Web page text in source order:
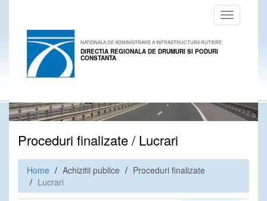
Toggle
navigation
NATIONALA DE ADMINISTRARE A INFRASTRUCTURII RUTIERE
DIRECTIA REGIONALA DE DRUMURI SI PODURI
CONSTANTA
Proceduri finalizate / Lucrari
Home Achizitii publice
Proceduri finalizate
Lucrari